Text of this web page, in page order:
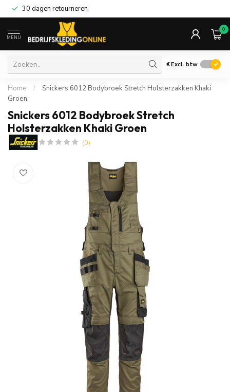
30 dagen retourneren
MENU
0
€Excl. btw
Home /
Snickers 6012 Bodybroek Stretch Holsterzakken Khaki
Groen
Snickers 6012 Bodybroek Stretch
Holsterzakken Khaki Groen
(0)